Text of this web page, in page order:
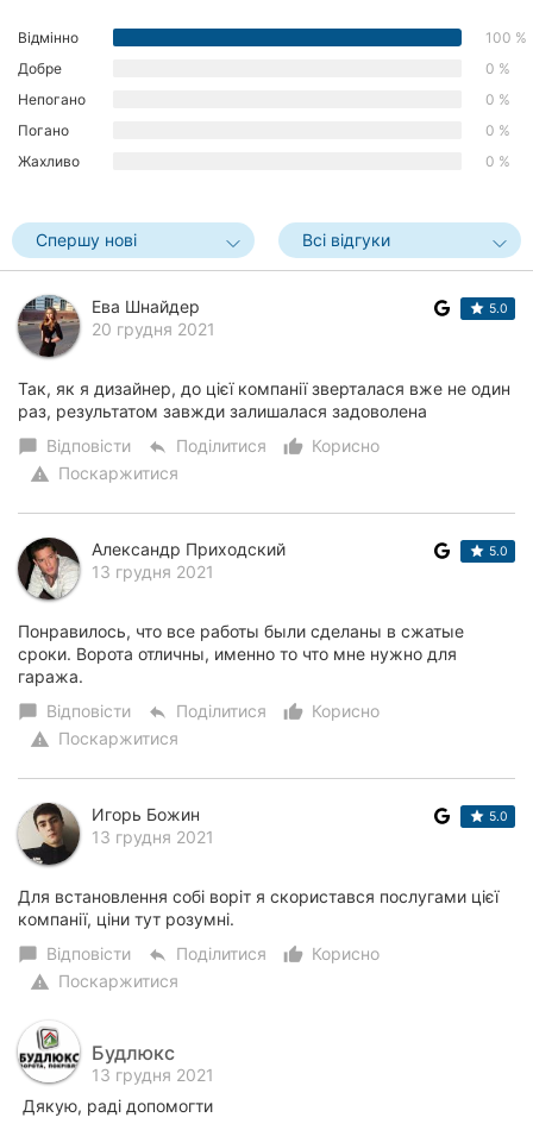
Полтава
Чернігів
Черкаси
Суми
Івано-
Франківськ
Луцьк
Ужгород
Відмінно
100 %
Добре
0 %
Непогано
0 %
Погано
0 %
Жахливо
0 %
Спершу нові Всі відгуки
Ева Шнайдер
20 грудня 2021
5.0
Так, як я дизайнер, до цієї компанії зверталася вже не один
раз, результатом завжди залишалася задоволена
chat_bubble Відповісти reply Поділитися thumb_up_alt
Корисно
warning Поскаржитися
Александр Приходский
13 грудня 2021
5.0
Понравилось, что все работы были сделаны в сжатые
сроки. Ворота отличны, именно то что мне нужно для
гаража.
chat_bubble Відповісти reply Поділитися thumb_up_alt
Корисно
warning Поскаржитися
Игорь Божин
13 грудня 2021
5.0
Для встановлення собі воріт я скористався послугами цієї
компанії, ціни тут розумні.
chat_bubble Відповісти reply Поділитися thumb_up_alt
Корисно
warning Поскаржитися
Будлюкс
13 грудня 2021
Дякую, радi допомогти